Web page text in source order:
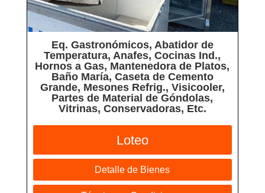
Eq. Gastronómicos, Abatidor de
Temperatura, Anafes, Cocinas Ind.,
Hornos a Gas, Mantenedora de Platos,
Baño María, Caseta de Cemento
Grande, Mesones Refrig., Visicooler,
Partes de Material de Góndolas,
Vitrinas, Conservadoras, Etc.
Loteo
Detalle de Bienes